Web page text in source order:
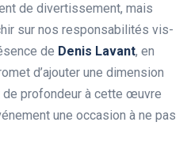
de divertissement, mais
sur nos responsabilités vis-
de Denis Lavant, en
d’ajouter une dimension
de profondeur à cette œuvre
une occasion à ne pas